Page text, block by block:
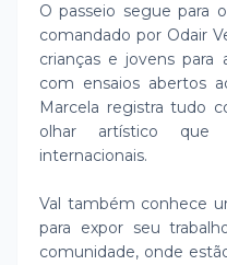
O passeio segue para
comandado por Odair
crianças e jovens para
com ensaios abertos
Marcela registra tudo
olhar artístico
internacionais.
Val também conhece
para expor seu
comunidade, onde